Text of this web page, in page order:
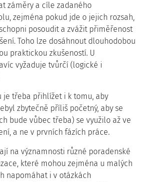
záměry a cíle zadaného
zejména pokud jde o jejich rozsah,
posoudit a zvážit přiměřenost
Toho lze dosáhnout dlouhodobou
praktickou zkušeností. U
vyžaduje tvůrčí (logické i
je třeba přihlížet i k tomu, aby
zbytečně příliš početný, aby se
bude vůbec třeba) se využilo až ve
a ne v prvních fázích práce.
na významnosti různé poradenské
které mohou zejména u malých
napomáhat i v otázkách